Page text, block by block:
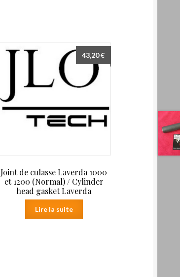
Joint de culasse Laverda 1000
et 1200 (Normal) / Cylinder
head gasket Laverda
43,20€
Lire la suite